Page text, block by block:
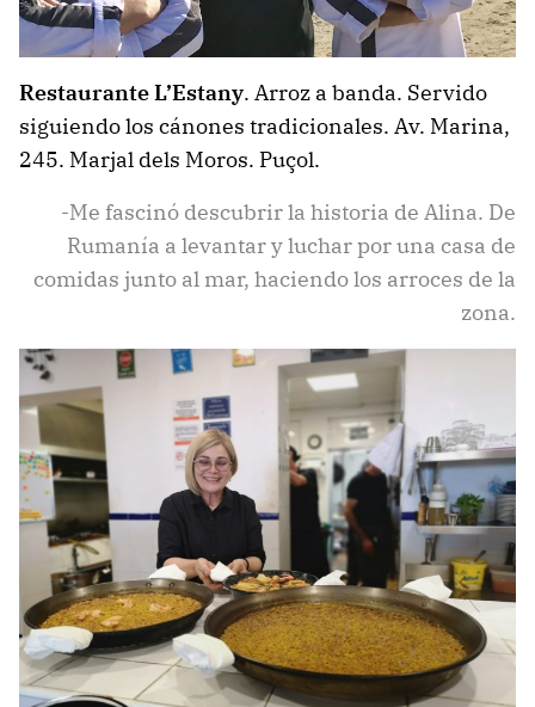
Restaurante L’Estany. Arroz a banda. Servido
siguiendo los cánones tradicionales. Av. Marina,
245. Marjal dels Moros. Puçol.
-Me fascinó descubrir la historia de Alina. De
Rumanía a levantar y luchar por una casa de
comidas junto al mar, haciendo los arroces de la
zona.